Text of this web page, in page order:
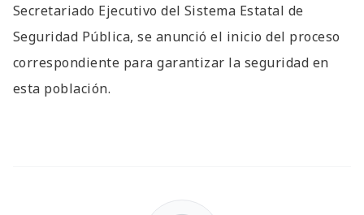
Secretariado Ejecutivo del Sistema Estatal de
Seguridad Pública, se anunció el inicio del proceso
correspondiente para garantizar la seguridad en
esta población.